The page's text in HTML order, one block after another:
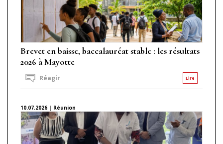
Brevet en baisse, baccalauréat stable : les résultats
2026 à Mayotte
Lire
Réagir
10.07.2026 | Réunion